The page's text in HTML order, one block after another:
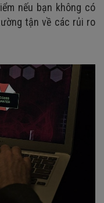
nếu bạn không có
tận về các rủi ro